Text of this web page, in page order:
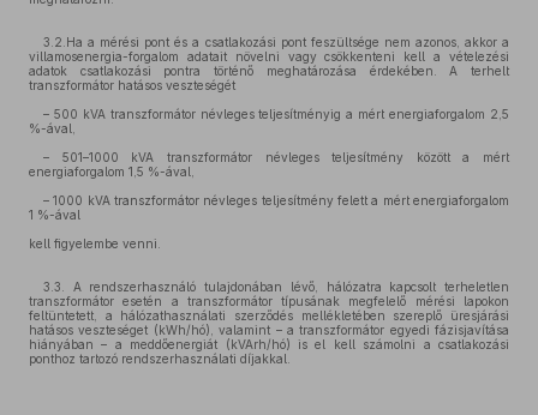
3.2.Ha a mérési pont és a csatlakozási pont feszültsége nem azonos, akkor a
villamosenergia-forgalom adatait növelni vagy csökkenteni kell a vételezési
adatok csatlakozási pontra történő meghatározása érdekében. A terhelt
transzformátor hatásos veszteségét
– 500 kVA transzformátor névleges teljesítményig a mért energiaforgalom 2,5
%-ával,
– 501–1000 kVA transzformátor névleges teljesítmény között a mért
energiaforgalom 1,5 %-ával,
– 1000 kVA transzformátor névleges teljesítmény felett a mért energiaforgalom
1 %-ával
kell figyelembe venni.
3.3. A rendszerhasználó tulajdonában lévő, hálózatra kapcsolt terheletlen
transzformátor esetén a transzformátor típusának megfelelő mérési lapokon
feltüntetett, a hálózathasználati szerződés mellékletében szereplő üresjárási
hatásos veszteséget (kWh/hó), valamint – a transzformátor egyedi fázisjavítása
hiányában – a meddőenergiát (kVArh/hó) is el kell számolni a csatlakozási
ponthoz tartozó rendszerhasználati díjakkal.